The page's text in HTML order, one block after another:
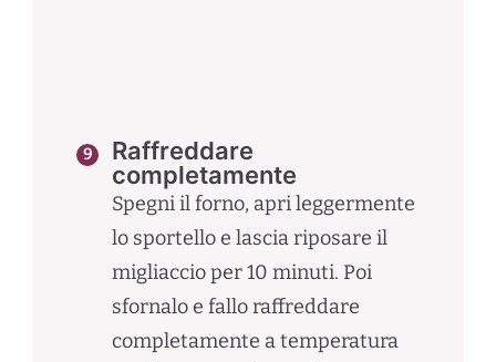
Raffreddare
completamente
Spegni il forno, apri leggermente
lo sportello e lascia riposare il
migliaccio per 10 minuti. Poi
sfornalo e fallo raffreddare
completamente a temperatura